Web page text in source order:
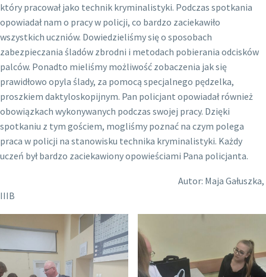
który pracował jako technik kryminalistyki. Podczas spotkania
opowiadał nam o pracy w policji, co bardzo zaciekawiło
wszystkich uczniów. Dowiedzieliśmy się o sposobach
zabezpieczania śladów zbrodni i metodach pobierania odcisków
palców. Ponadto mieliśmy możliwość zobaczenia jak się
prawidłowo opyla ślady, za pomocą specjalnego pędzelka,
proszkiem daktyloskopijnym. Pan policjant opowiadał również
obowiązkach wykonywanych podczas swojej pracy. Dzięki
spotkaniu z tym gościem, mogliśmy poznać na czym polega
praca w policji na stanowisku technika kryminalistyki. Każdy
uczeń był bardzo zaciekawiony opowieściami Pana policjanta.
Autor: Maja Gałuszka,
IIIB